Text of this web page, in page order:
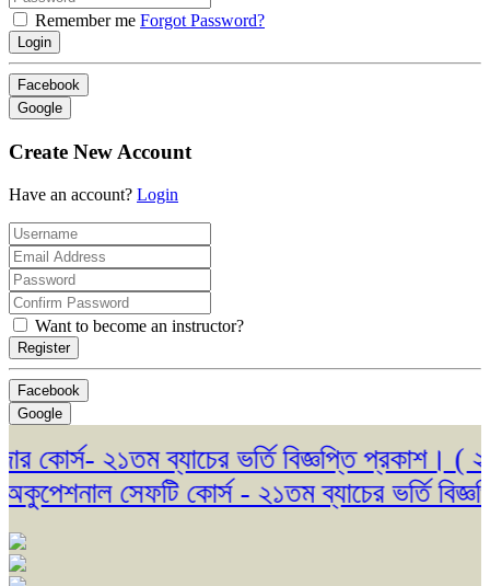
Remember me Forgot Password?
Login
Facebook
Google
Create New Account
Have an account? Login
Want to become an instructor?
Register
Facebook
Google
কোর্স- ২১তম ব্যাচের ভর্তি বিজ্ঞপ্তি প্রকাশ। (
সেফটি কোর্স - ২১তম ব্যাচের ভর্তি